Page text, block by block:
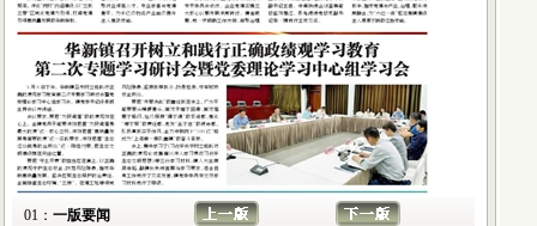
01： 一版要闻